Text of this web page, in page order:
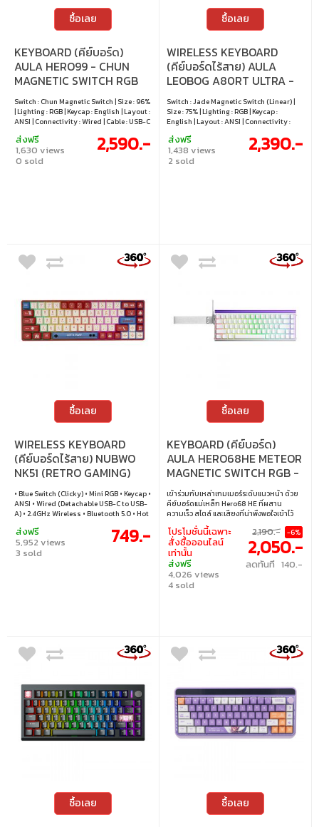
ซื้อเลย
KEYBOARD (คีย์บอร์ด)
AULA HERO99 - CHUN
MAGNETIC SWITCH RGB
EN BLUE
Switch : Chun Magnetic Switch | Size : 96%
| Lighting : RGB | Keycap : English | Layout :
ANSI | Connectivity : Wired | Cable : USB-C
ส่งฟรี
1,630 views
0 sold
2,590.-
ซื้อเลย
WIRELESS KEYBOARD
(คีย์บอร์ดไร้สาย) AULA
LEOBOG A80RT ULTRA -
JADE MAGNETIC SWITCH
RGB EN WHITE
Switch : Jade Magnetic Switch (Linear) |
Size : 75% | Lighting : RGB | Keycap :
English | Layout : ANSI | Connectivity :
Cable : USB-C to USB-A cable | Hot
swappable : Yes
ส่งฟรี
1,438 views
2 sold
2,390.-
ซื้อเลย
WIRELESS KEYBOARD
(คีย์บอร์ดไร้สาย) NUBWO
NK51 (RETRO GAMING)
(BLUE SWITCH MINI RGB
EN/TH)
• Blue Switch (Clicky) • Mini RGB • Keycap •
ANSI • Wired (Detachable USB-C to USB-
A) • 2.4GHz Wireless • Bluetooth 5.0 • Hot
Android
ส่งฟรี
5,952 views
3 sold
749.-
ซื้อเลย
KEYBOARD (คีย์บอร์ด)
AULA HERO68HE METEOR
MAGNETIC SWITCH RGB -
WHITE
เข้าร่วมกับเหล่าเกมเมอร์ระดับแนวหน้า ด้วย
คีย์บอร์ดแม่เหล็ก Hero68 HE ที่ผสาน
ความเร็ว สไตล์ และเสียงที่น่าพึงพอใจเข้าไว้
ด้วยกัน ไม่เพียงแค่มีค่าความหน่วงเพียง 0.125
มิลลิวินาที ซึ่งเร็วกว่าเกือบ 10 เท่าเมื่อเทียบ
กับคีย์บอร์ดแมคคานิคทั่วไป Hero68 HE ยัง
มาพร้อมแผ่นโลหะและโครงสร้างลดเสียง
รบกวนถึง 5 ชั้น ซึ่งหาได้ยากในคีย์บอร์ดแม่
เหล็กทั่วไป ยกระดับจากเสียง “แคร่ก” ที่น่า
รำคาญของคีย์บอร์ดแม่เหล็กแบบเดิม สู่
: Meteor Magnetic Switch • แสงไฟ : RGB •
เลย์เอาต์ : ANSI • การเชื่อมต่อ : สาย USB-C
เป็น USB-A แบบถอดออกได้ • การเปลี่ยน
โปรโมชั่นนี้เฉพาะ
สั่งซื้อออนไลน์
เท่านั้น
ส่งฟรี
4,026 views
4 sold
2,190.- -6%
2,050.-
ลดทันที 140.-
ซื้อเลย ซื้อเลย